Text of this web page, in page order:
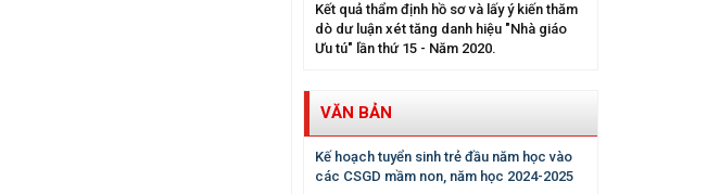
Kết quả thẩm định hồ sơ và lấy ý kiến thăm
dò dư luận xét tăng danh hiệu "Nhà giáo
Ưu tú" lần thứ 15 - Năm 2020.
VĂN BẢN
Kế hoạch tuyển sinh trẻ đầu năm học vào
các CSGD mầm non, năm học 2024-2025